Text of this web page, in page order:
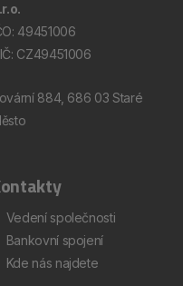
49451006
CZ49451006
884, 686 03 Staré
Vedení společnosti
Bankovní spojení
Kde nás najdete